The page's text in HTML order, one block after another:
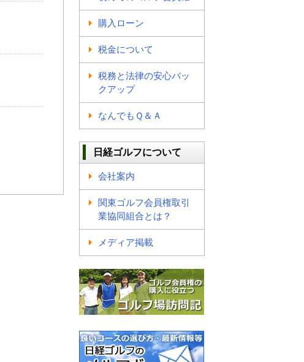
購入ローン
税金について
税務と法律の安心バッ
クアップ
なんでもＱ＆Ａ
日経ゴルフについて
会社案内
関東ゴルフ会員権取引
業協同組合とは？
メディア掲載